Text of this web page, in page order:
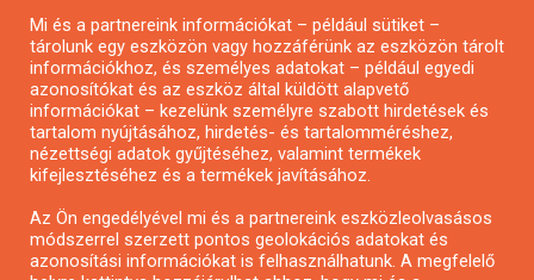
Pályázatírás civil szervezeteknek
Pályázatírás önkormányzatoknak
Pályázatfigyelés
Specifikus pályázatfigyelés vagy hírlevél
Mi és a partnereink információkat – például sütiket –
tárolunk egy eszközön vagy hozzáférünk az eszközön tárolt
információkhoz, és személyes adatokat – például egyedi
azonosítókat és az eszköz által küldött alapvető
információkat – kezelünk személyre szabott hirdetések és
tartalom nyújtásához, hirdetés- és tartalomméréshez,
nézettségi adatok gyűjtéséhez, valamint termékek
kifejlesztéséhez és a termékek javításához.
Az Ön engedélyével mi és a partnereink eszközleolvasásos
módszerrel szerzett pontos geolokációs adatokat és
azonosítási információkat is felhasználhatunk. A megfelelő